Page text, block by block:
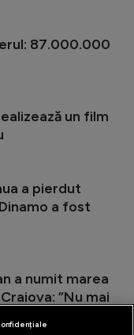
87.000.000
un film
a pierdut
a fost
a numit marea
”Nu mai